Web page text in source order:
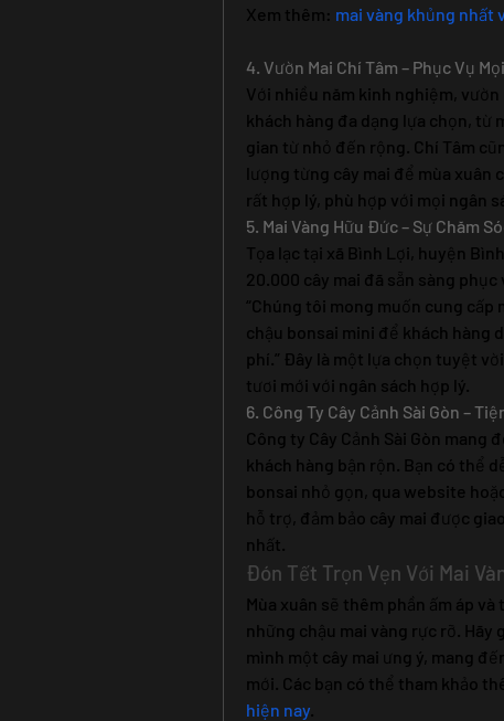
Xem thêm: mai vàng khủng nhất
4. Vườn Mai Chí Tâm – Phục Vụ
Với nhiều năm kinh nghiệm, vườn
khách hàng đa dạng lựa chọn, từ
gian từ nhỏ đến rộng. Chí Tâm
lượng từng cây mai để mùa
rất hợp lý, phù hợp với mọi ngân
5. Mai Vàng Hữu Đức – Sự Chăm
Tọa lạc tại xã Bình Lợi, huyện
20.000 cây mai đã sẵn sàng
“Chúng tôi mong muốn cung cấp
chậu bonsai mini để khách hàng
phí.” Đây là một lựa chọn tuyệt
tươi mới với ngân sách hợp lý.
6. Công Ty Cây Cảnh Sài Gòn –
Công ty Cây Cảnh Sài Gòn mang
khách hàng bận rộn. Bạn có thể
bonsai nhỏ gọn, qua website
hỗ trợ, đảm bảo cây mai được
nhất.
Đón Tết Trọn Vẹn Với Mai
Mùa xuân sẽ thêm phần ấm áp
những chậu mai vàng rực rỡ.
mình một cây mai ưng ý, mang
mới. Các bạn có thể tham khảo
hiện nay.